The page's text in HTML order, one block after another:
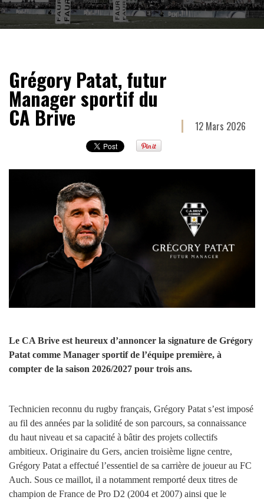
Grégory Patat, futur
Manager sportif du
CA Brive 12 Mars 2026
Le CA Brive est heureux d’annoncer la signature de Grégory
Patat comme Manager sportif de l’équipe première, à
compter de la saison 2026/2027 pour trois ans.
Technicien reconnu du rugby français, Grégory Patat s’est imposé
au fil des années par la solidité de son parcours, sa connaissance
du haut niveau et sa capacité à bâtir des projets collectifs
ambitieux. Originaire du Gers, ancien troisième ligne centre,
Grégory Patat a effectué l’essentiel de sa carrière de joueur au FC
Auch. Sous ce maillot, il a notamment remporté deux titres de
champion de France de Pro D2 (2004 et 2007) ainsi que le